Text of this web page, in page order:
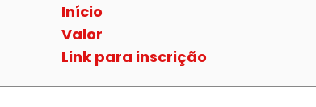
Início
Valor
Link para inscrição